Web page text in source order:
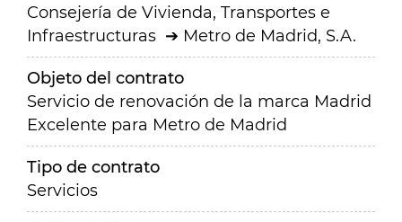
Consejería de Vivienda, Transportes e
Infraestructuras
Metro de Madrid, S.A.
Objeto del contrato
Servicio de renovación de la marca Madrid
Excelente para Metro de Madrid
Tipo de contrato
Servicios